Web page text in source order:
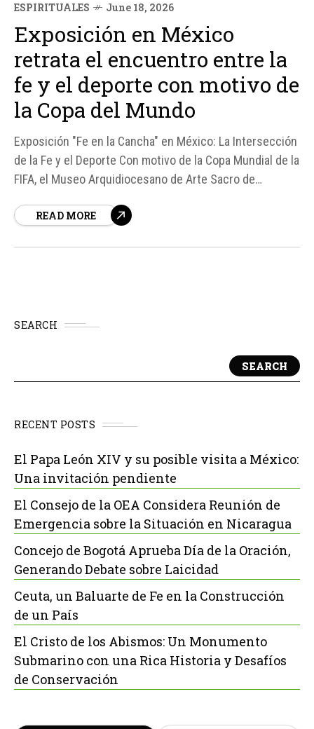
ESPIRITUALES June 18, 2026
Exposición en México
retrata el encuentro entre la
fe y el deporte con motivo de
la Copa del Mundo
Exposición "Fe en la Cancha" en México: La Intersección
de la Fe y el Deporte Con motivo de la Copa Mundial de la
FIFA, el Museo Arquidiocesano de Arte Sacro de
Cancha", una iniciativa cultural que explora el vínculo
READ MORE
SEARCH
SEARCH
RECENT POSTS
El Papa León XIV y su posible visita a México:
Una invitación pendiente
El Consejo de la OEA Considera Reunión de
Emergencia sobre la Situación en Nicaragua
Concejo de Bogotá Aprueba Día de la Oración,
Generando Debate sobre Laicidad
Ceuta, un Baluarte de Fe en la Construcción
de un País
El Cristo de los Abismos: Un Monumento
Submarino con una Rica Historia y Desafíos
de Conservación